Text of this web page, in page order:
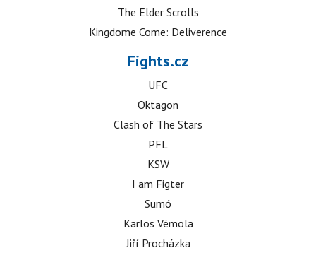
The Elder Scrolls
Kingdome Come: Deliverence
Fights.cz
UFC
Oktagon
Clash of The Stars
PFL
KSW
I am Figter
Sumó
Karlos Vémola
Jiří Procházka